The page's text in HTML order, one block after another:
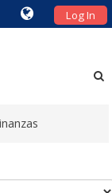
Log In